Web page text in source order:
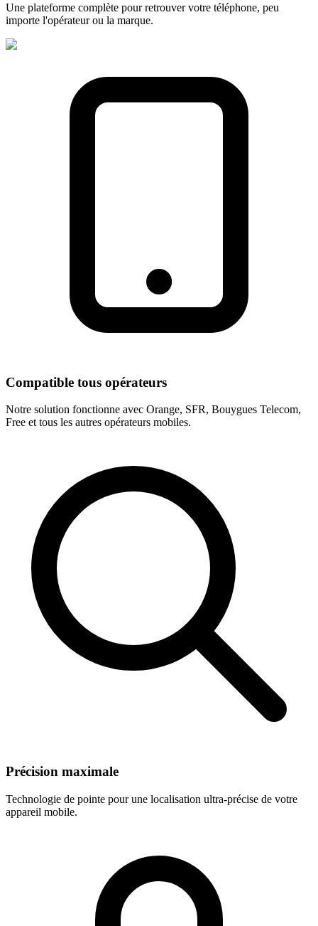
Une plateforme complète pour retrouver votre téléphone, peu
importe l'opérateur ou la marque.
Compatible tous opérateurs
Notre solution fonctionne avec Orange, SFR, Bouygues Telecom,
Free et tous les autres opérateurs mobiles.
Précision maximale
Technologie de pointe pour une localisation ultra-précise de votre
appareil mobile.